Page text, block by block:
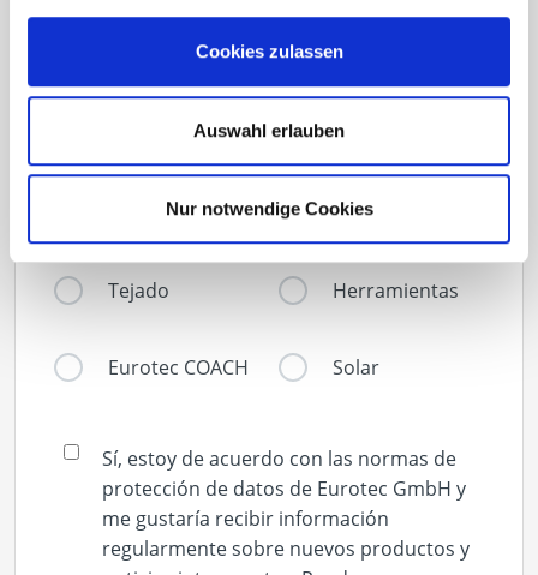
Cookies zulassen
Auswahl erlauben
Nur notwendige Cookies
(Es posible una selección múltiple)
terrazas
Hormigón
Construcción de
madera
Tejado Herramientas
Eurotec COACH Solar
Sí, estoy de acuerdo con las normas de
protección de datos de Eurotec GmbH y
me gustaría recibir información
regularmente sobre nuevos productos y